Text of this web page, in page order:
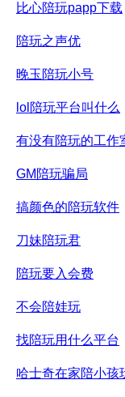
比心陪玩papp下载
陪玩之声优
晚玉陪玩小号
lol陪玩平台叫什么
有没有陪玩的工作
GM陪玩骗局
搞颜色的陪玩软件
刀妹陪玩君
陪玩要入会费
不会陪娃玩
找陪玩用什么平台
哈士奇在家陪小孩